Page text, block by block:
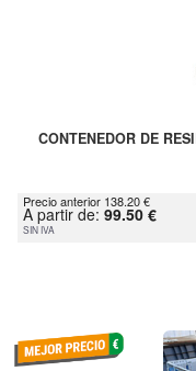
CONTENEDOR DE
Precio anterior 138.20 €
A partir de: 99.50 €
SIN IVA